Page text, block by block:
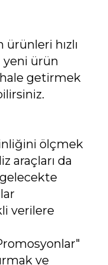
hızlı
yeni ürün
hale getirmek
ölçmek
araçları da
verilere
ve